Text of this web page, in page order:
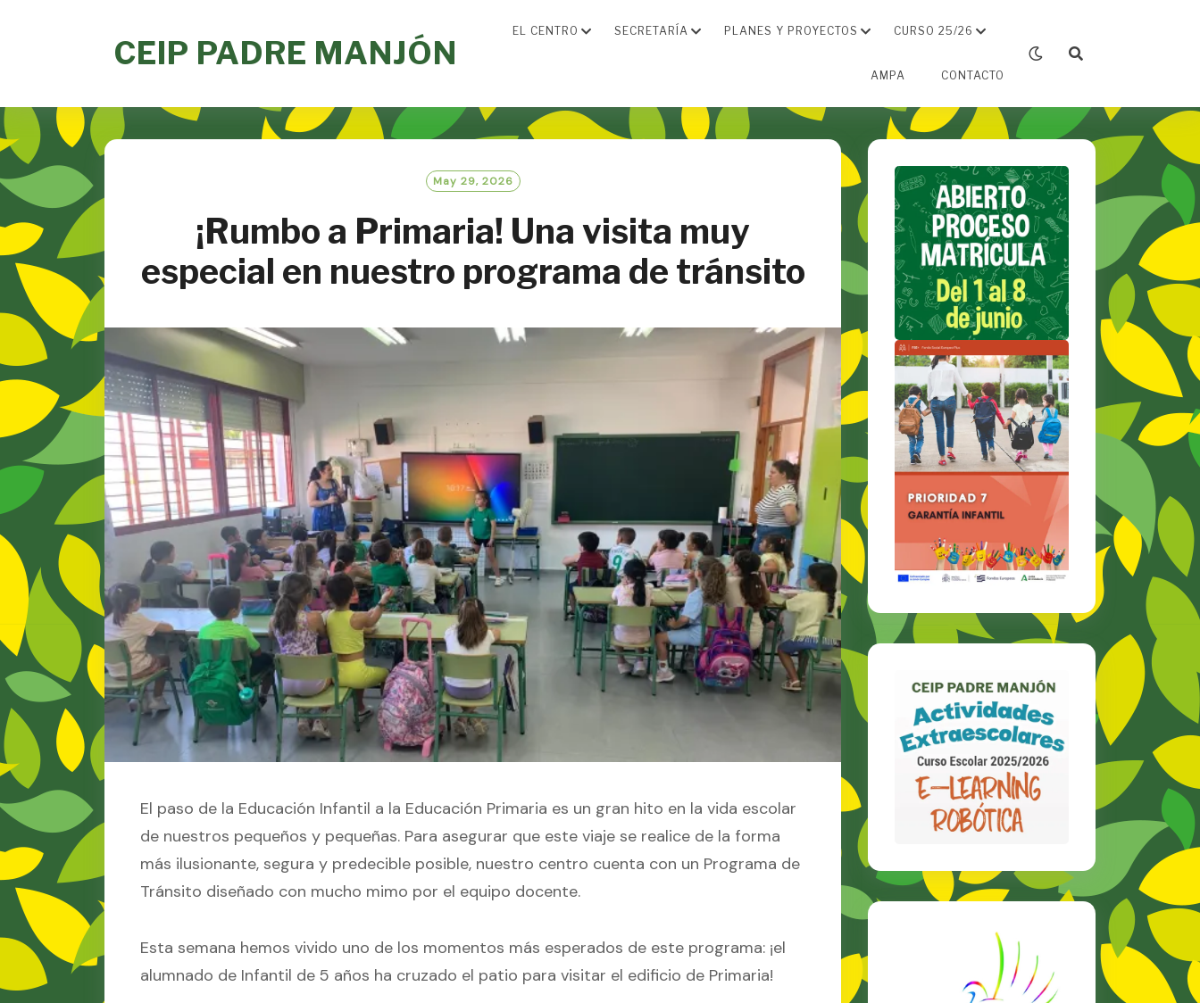
CEIP PADRE MANJÓN
EL CENTRO SECRETARÍA PLANES Y PROYECTOS CURSO 25/26
AMPA CONTACTO
May 29, 2026
¡Rumbo a Primaria! Una visita muy
especial en nuestro programa de tránsito
El paso de la Educación Infantil a la Educación Primaria es un gran hito en la vida escolar
de nuestros pequeños y pequeñas. Para asegurar que este viaje se realice de la forma
más ilusionante, segura y predecible posible, nuestro centro cuenta con un Programa de
Tránsito diseñado con mucho mimo por el equipo docente.
Esta semana hemos vivido uno de los momentos más esperados de este programa: ¡el
alumnado de Infantil de 5 años ha cruzado el patio para visitar el edificio de Primaria!